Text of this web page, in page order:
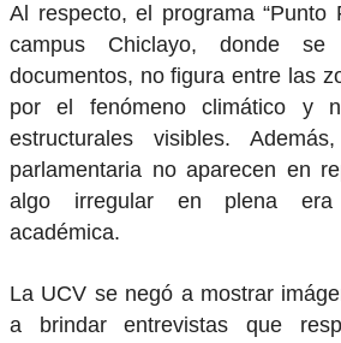
Al respecto, el programa “Punto
campus Chiclayo, donde se
documentos, no figura entre las
por el fenómeno climático y
estructurales visibles.
parlamentaria no aparecen en
algo irregular en plena era
académica.
La UCV se negó a mostrar
a brindar entrevistas que